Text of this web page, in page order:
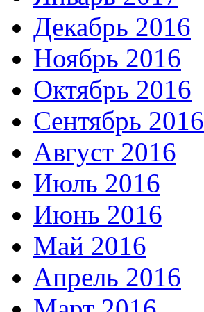
Декабрь 2016
Ноябрь 2016
Октябрь 2016
Сентябрь 2016
Август 2016
Июль 2016
Июнь 2016
Май 2016
Апрель 2016